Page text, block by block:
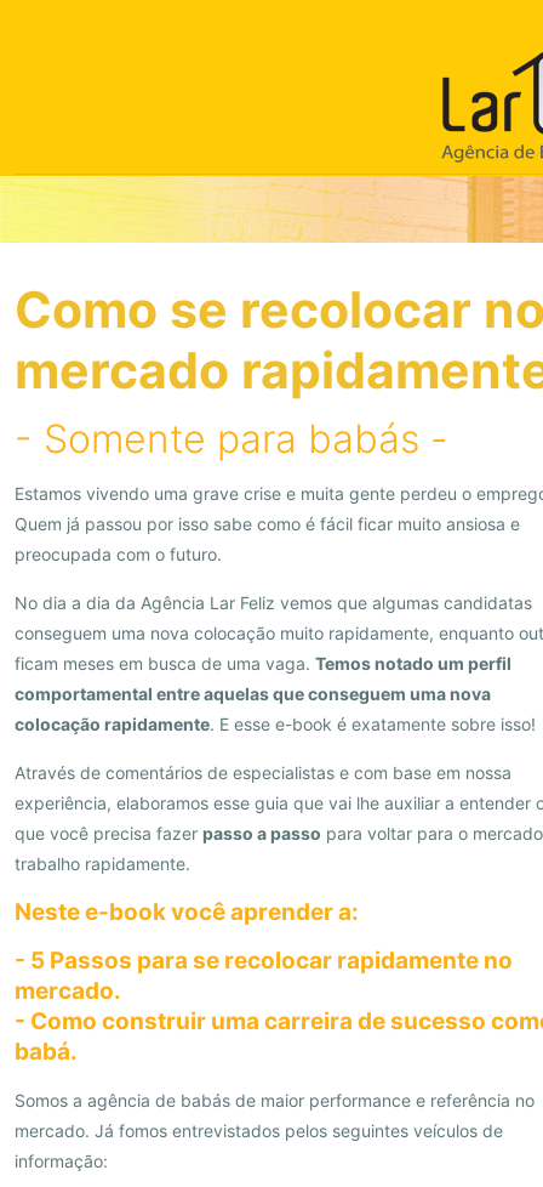
Como se recolocar
mercado
- Somente para babás -
Estamos vivendo uma grave crise e muita gente perdeu o
Quem já passou por isso sabe como é fácil ficar muito ansiosa e
preocupada com o futuro.
No dia a dia da Agência Lar Feliz vemos que algumas candidatas
conseguem uma nova colocação muito rapidamente, enquanto
ficam meses em busca de uma vaga. Temos notado um perfil
comportamental entre aquelas que conseguem uma nova
colocação rapidamente. E esse e-book é exatamente sobre isso!
Através de comentários de especialistas e com base em nossa
experiência, elaboramos esse guia que vai lhe auxiliar a entender
que você precisa fazer passo a passo para voltar para o
trabalho rapidamente.
Neste e-book você aprender a:
- 5 Passos para se recolocar rapidamente no
mercado.
- Como construir uma carreira de sucesso
babá.
Somos a agência de babás de maior performance e referência no
mercado. Já fomos entrevistados pelos seguintes veículos de
informação: